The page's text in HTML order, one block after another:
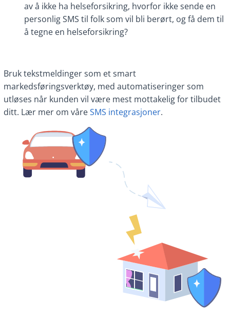
av å ikke ha helseforsikring, hvorfor ikke sende en
personlig SMS til folk som vil bli berørt, og få dem til
å tegne en helseforsikring?
Bruk tekstmeldinger som et smart
markedsføringsverktøy, med automatiseringer som
utløses når kunden vil være mest mottakelig for tilbudet
ditt. Lær mer om våreSMS integrasjoner.